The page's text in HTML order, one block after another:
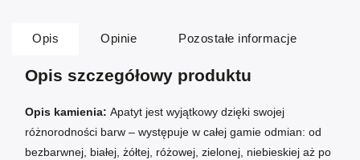
Opis Opinie Pozostałe informacje
Opis szczegółowy produktu
Opis kamienia: Apatyt jest wyjątkowy dzięki swojej
różnorodności barw – występuje w całej gamie odmian: od
bezbarwnej, białej, żółtej, różowej, zielonej, niebieskiej aż po